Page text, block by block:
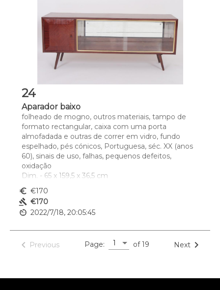
24
Aparador baixo
folheado de mogno, outros materiais, tampo de
formato rectangular, caixa com uma porta
almofadada e outras de correr em vidro, fundo
espelhado, pés cónicos, Portuguesa, séc. XX (anos
60), sinais de uso, falhas, pequenos defeitos,
oxidação
Dim. - 65 x 159,5 x 36,5 cm
euro_symbol €170
gavel €170
av_timer 2022/7/18, 20:05:45
navigate_before Previous Page: 1 of 19 Next navigate_next